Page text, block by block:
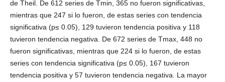
de Theil. De 612 series de Tmin, 365 no fueron significativas,
mientras que 247 si lo fueron, de estas series con tendencia
significativa (p≤ 0.05), 129 tuvieron tendencia positiva y 118
tuvieron tendencia negativa. De 672 series de Tmax, 448 no
fueron significativas, mientras que 224 si lo fueron, de estas
series con tendencia significativa (p≤ 0.05), 167 tuvieron
tendencia positiva y 57 tuvieron tendencia negativa. La mayor